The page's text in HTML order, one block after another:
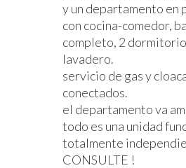
y un departamento en
con cocina-comedor,
completo, 2
lavadero.
servicio de gas y
conectados.
el departamento va
todo es una unidad
totalmente
CONSULTE !